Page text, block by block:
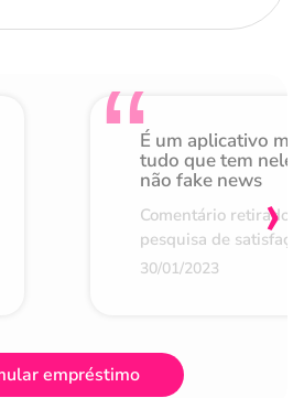
É um aplicativo
tudo que tem nele
não fake news
Comentário retirado
pesquisa de
30/01/2023
›
empréstimo